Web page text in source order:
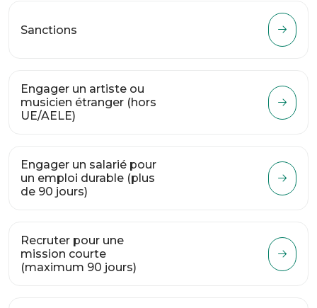
Sanctions
Engager un artiste ou
musicien étranger (hors
UE/AELE)
Engager un salarié pour
un emploi durable (plus
de 90 jours)
Recruter pour une
mission courte
(maximum 90 jours)